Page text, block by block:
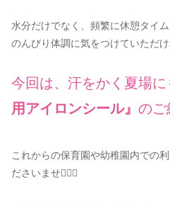
水分だけでなく、頻繁に休憩タイ
のんびり体調に気をつけていただ
今回は、汗をかく夏場
用アイロンシール』 のご
これからの保育園や幼稚園内での
ださいませ☝🏻💡